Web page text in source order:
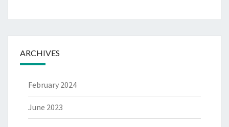
H
B
I
ARCHIVES
February 2024
June 2023